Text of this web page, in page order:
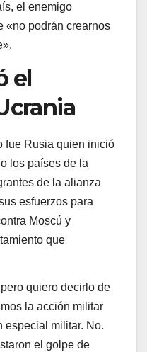
el enemigo
«no podrán crearnos
el
fue Rusia quien inició
los países de la
de la alianza
esfuerzos para
Moscú y
que
quiero decirlo de
la acción militar
especial militar. No.
el golpe de